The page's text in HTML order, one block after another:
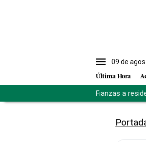
09 de
Última Hora
Fianzas a